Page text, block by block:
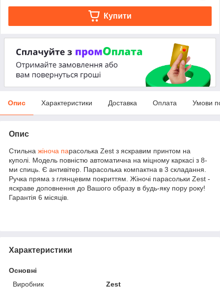
Купити
Опис Характеристики Доставка Оплата Умови
Опис
Стильна жіноча парасолька Zest з яскравим принтом на
куполі. Модель повністю автоматична на міцному каркасі з 8-
ми спиць. Є антивітер. Парасолька компактна в 3 складання.
Ручка пряма з глянцевим покриттям. Жіночі парасольки Zest -
яскраве доповнення до Вашого образу в будь-яку пору року!
Гарантія 6 місяців.
Характеристики
Основні
Виробник
Zest